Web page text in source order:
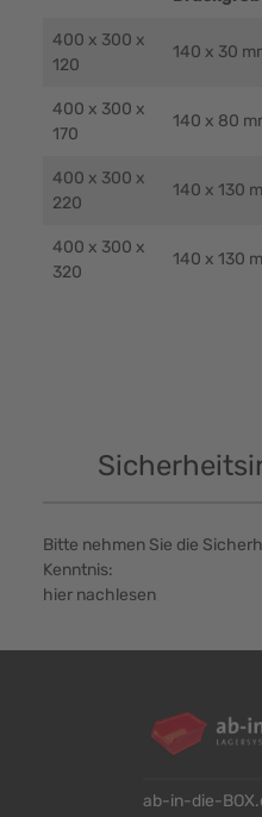
400 x 300 x
120
140 x 30
400 x 300 x
170
140 x 80
400 x 300 x
220
140 x 130
400 x 300 x
320
140 x 130
Bitte nehmen Sie die
Kenntnis:
hier nachlesen
ab-in-die-